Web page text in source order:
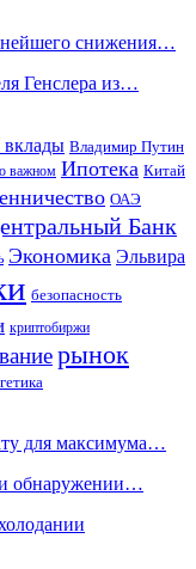
снижения…
Генслера из…
вклады Владимир Путин
важном Ипотека Китай
ОАЭ
Банк
Экономика Эльвира
безопасность
криптобиржи
рынок
для максимума…
обнаружении…